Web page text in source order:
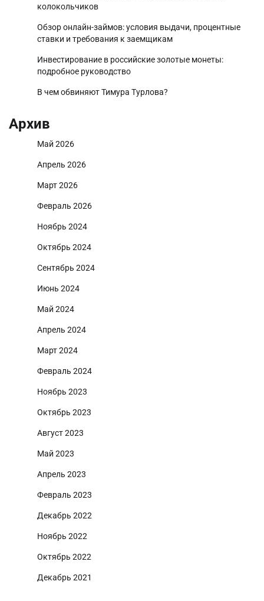
колокольчиков
Обзор онлайн-займов: условия выдачи, процентные
ставки и требования к заемщикам
Инвестирование в российские золотые монеты:
подробное руководство
В чем обвиняют Тимура Турлова?
Архив
Май 2026
Апрель 2026
Март 2026
Февраль 2026
Ноябрь 2024
Октябрь 2024
Сентябрь 2024
Июнь 2024
Май 2024
Апрель 2024
Март 2024
Февраль 2024
Ноябрь 2023
Октябрь 2023
Август 2023
Май 2023
Апрель 2023
Февраль 2023
Декабрь 2022
Ноябрь 2022
Октябрь 2022
Декабрь 2021